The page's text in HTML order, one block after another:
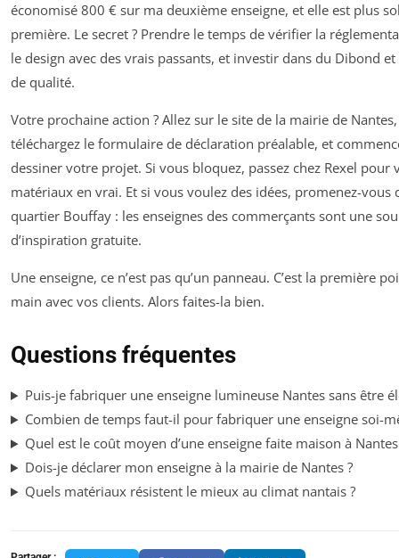
économisé 800 € sur ma deuxième enseigne, et elle est plus
première. Le secret ? Prendre le temps de vérifier la
le design avec des vrais passants, et investir dans du Dibond et
de qualité.
Votre prochaine action ? Allez sur le site de la mairie de Nantes,
téléchargez le formulaire de déclaration préalable, et
dessiner votre projet. Si vous bloquez, passez chez Rexel pour
matériaux en vrai. Et si vous voulez des idées, promenez-vous
quartier Bouffay : les enseignes des commerçants sont une
d’inspiration gratuite.
Une enseigne, ce n’est pas qu’un panneau. C’est la première
main avec vos clients. Alors faites-la bien.
Questions fréquentes
Puis-je fabriquer une enseigne lumineuse Nantes sans être
Combien de temps faut-il pour fabriquer une enseigne soi-
Quel est le coût moyen d’une enseigne faite maison à Nantes
Dois-je déclarer mon enseigne à la mairie de Nantes ?
Quels matériaux résistent le mieux au climat nantais ?